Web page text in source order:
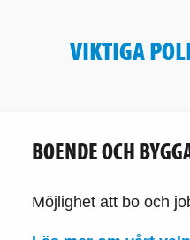
VIKTIGA
BOENDE OCH
Möjlighet att bo och